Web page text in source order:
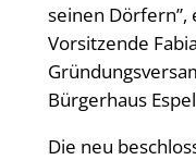
seinen
Vorsitzende
Bürgerhaus
Die neu